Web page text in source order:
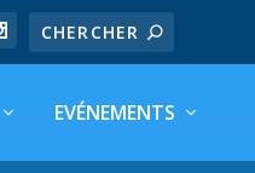
EVÉNEMENTS